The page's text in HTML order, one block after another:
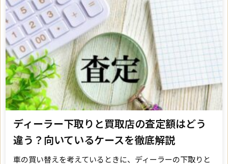
ディーラー下取りと買取店の査定額はどう
違う？向いているケースを徹底解説
車の買い替えを考えているときに、ディーラーの下取りと